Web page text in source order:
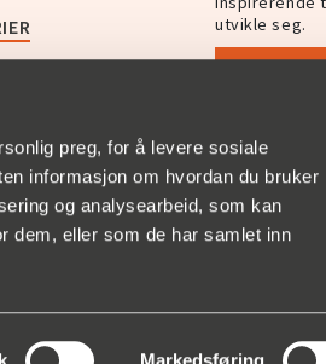
preg, for å levere sosiale
informasjon om hvordan du bruker
og analysearbeid, som kan
dem, eller som de har samlet inn
Markedsføring
utvikle seg.